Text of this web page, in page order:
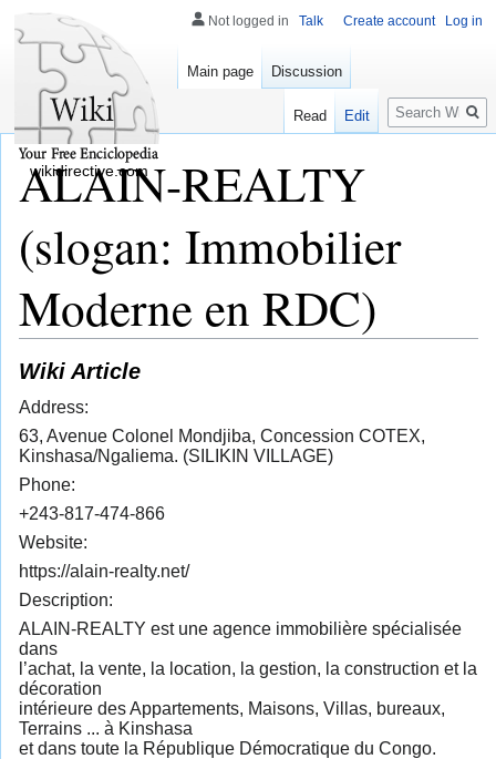
ALAIN-REALTY
(slogan: Immobilier
Moderne en RDC)
Wiki Article
Address:
63, Avenue Colonel Mondjiba, Concession COTEX,
Kinshasa/Ngaliema. (SILIKIN VILLAGE)
Phone:
+243-817-474-866
Website:
https://alain-realty.net/
Description:
ALAIN-REALTY est une agence immobilière spécialisée
dans
l’achat, la vente, la location, la gestion, la construction et la
décoration
intérieure des Appartements, Maisons, Villas, bureaux,
Terrains ... à Kinshasa
et dans toute la République Démocratique du Congo.
Not logged in Talk Create account Log in
Main page Discussion
Read Edit
Search
wikidirective.com